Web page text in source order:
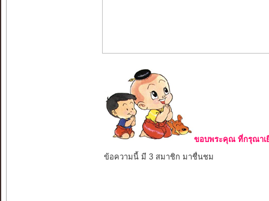
ขอบพระคุณ ที่กรุณาเ
ข้อความนี้ มี 3 สมาชิก มาชื่นชม